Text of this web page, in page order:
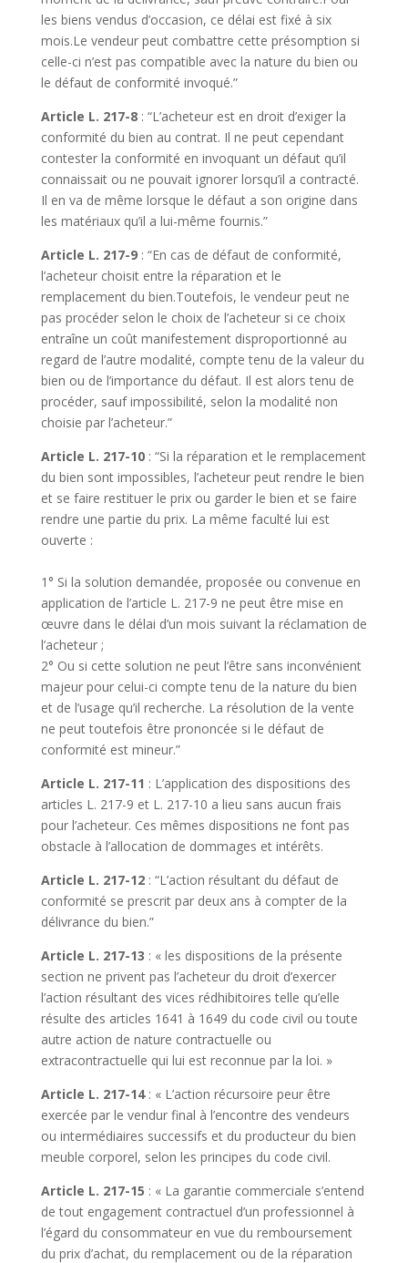
les biens vendus d’occasion, ce délai est fixé à six
mois.Le vendeur peut combattre cette présomption si
celle-ci n’est pas compatible avec la nature du bien ou
le défaut de conformité invoqué.”
Article L. 217-8 : “L’acheteur est en droit d’exiger la
conformité du bien au contrat. Il ne peut cependant
contester la conformité en invoquant un défaut qu’il
connaissait ou ne pouvait ignorer lorsqu’il a contracté.
Il en va de même lorsque le défaut a son origine dans
les matériaux qu’il a lui-même fournis.”
Article L. 217-9 : “En cas de défaut de conformité,
l’acheteur choisit entre la réparation et le
remplacement du bien.Toutefois, le vendeur peut ne
pas procéder selon le choix de l’acheteur si ce choix
entraîne un coût manifestement disproportionné au
regard de l’autre modalité, compte tenu de la valeur du
bien ou de l’importance du défaut. Il est alors tenu de
procéder, sauf impossibilité, selon la modalité non
choisie par l’acheteur.”
Article L. 217-10 : “Si la réparation et le remplacement
du bien sont impossibles, l’acheteur peut rendre le bien
et se faire restituer le prix ou garder le bien et se faire
rendre une partie du prix. La même faculté lui est
ouverte :
1° Si la solution demandée, proposée ou convenue en
application de l’article L. 217-9 ne peut être mise en
œuvre dans le délai d’un mois suivant la réclamation de
l’acheteur ;
2° Ou si cette solution ne peut l’être sans inconvénient
majeur pour celui-ci compte tenu de la nature du bien
et de l’usage qu’il recherche. La résolution de la vente
ne peut toutefois être prononcée si le défaut de
conformité est mineur.”
Article L. 217-11 : L’application des dispositions des
articles L. 217-9 et L. 217-10 a lieu sans aucun frais
pour l’acheteur. Ces mêmes dispositions ne font pas
obstacle à l’allocation de dommages et intérêts.
Article L. 217-12 : “L’action résultant du défaut de
conformité se prescrit par deux ans à compter de la
délivrance du bien.”
Article L. 217-13 : « les dispositions de la présente
section ne privent pas l’acheteur du droit d’exercer
l’action résultant des vices rédhibitoires telle qu’elle
résulte des articles 1641 à 1649 du code civil ou toute
autre action de nature contractuelle ou
extracontractuelle qui lui est reconnue par la loi. »
Article L. 217-14 : « L’action récursoire peur être
exercée par le vendur final à l’encontre des vendeurs
ou intermédiaires successifs et du producteur du bien
meuble corporel, selon les principes du code civil.
Article L. 217-15 : « La garantie commerciale s’entend
de tout engagement contractuel d’un professionnel à
l’égard du consommateur en vue du remboursement
du prix d’achat, du remplacement ou de la réparation